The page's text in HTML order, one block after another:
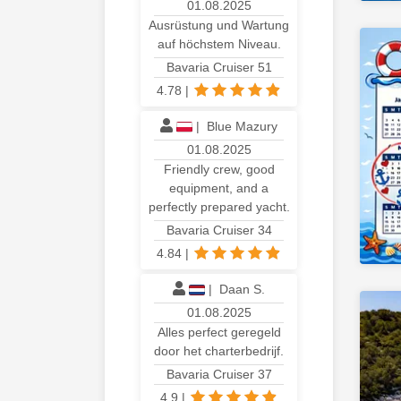
01.08.2025
Ausrüstung und Wartung
auf höchstem Niveau.
Bavaria Cruiser 51
4.78 |
|
Blue Mazury
01.08.2025
Friendly crew, good
equipment, and a
perfectly prepared yacht.
Bavaria Cruiser 34
4.84 |
|
Daan S.
01.08.2025
Alles perfect geregeld
door het charterbedrijf.
Bavaria Cruiser 37
4.9 |